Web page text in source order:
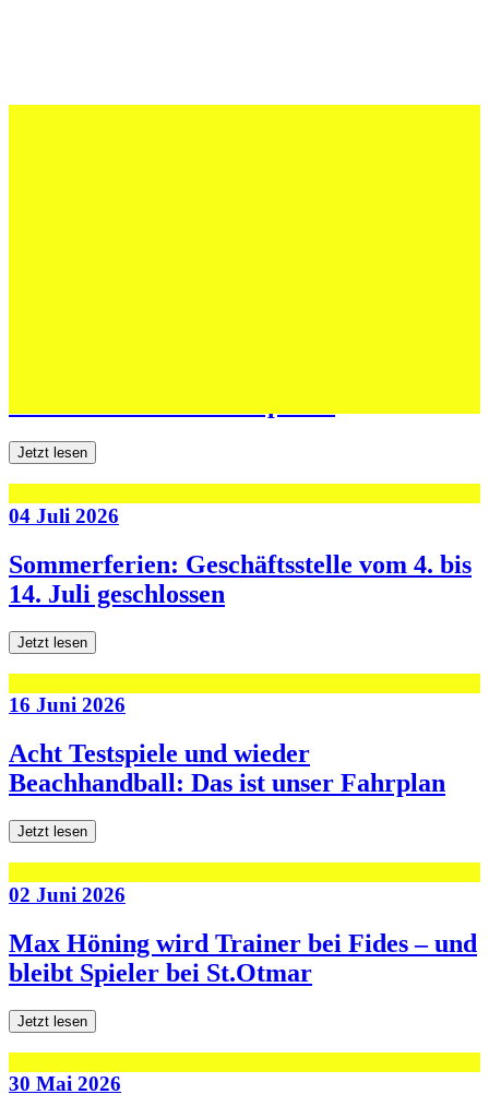
Jetzt lesen
04 Juli 2026
Sommerferien: Geschäftsstelle vom 4. bis
14. Juli geschlossen
Jetzt lesen
16 Juni 2026
Acht Testspiele und wieder
Beachhandball: Das ist unser Fahrplan
Jetzt lesen
02 Juni 2026
Max Höning wird Trainer bei Fides – und
bleibt Spieler bei St.Otmar
Jetzt lesen
30 Mai 2026